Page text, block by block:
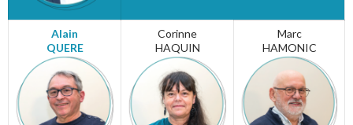
Alain
QUERE
Corinne
HAQUIN
Marc
HAMONIC